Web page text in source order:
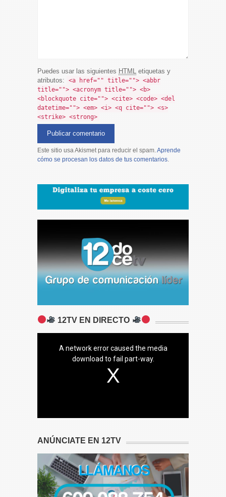
Puedes usar las siguientes HTML
etiquetas y
atributos:
<a href="" title=""> <abbr
title=""> <acronym title=""> <b>
<blockquote cite=""> <cite> <code> <del
datetime=""> <em> <i> <q cite=""> <s>
<strike> <strong>
Este sitio usa Akismet para reducir el spam.Aprende
cómo se procesan los datos de tus comentarios.
12TV EN DIRECTO
A network error caused the media
download to fail part-way.
ANÚNCIATE EN 12TV